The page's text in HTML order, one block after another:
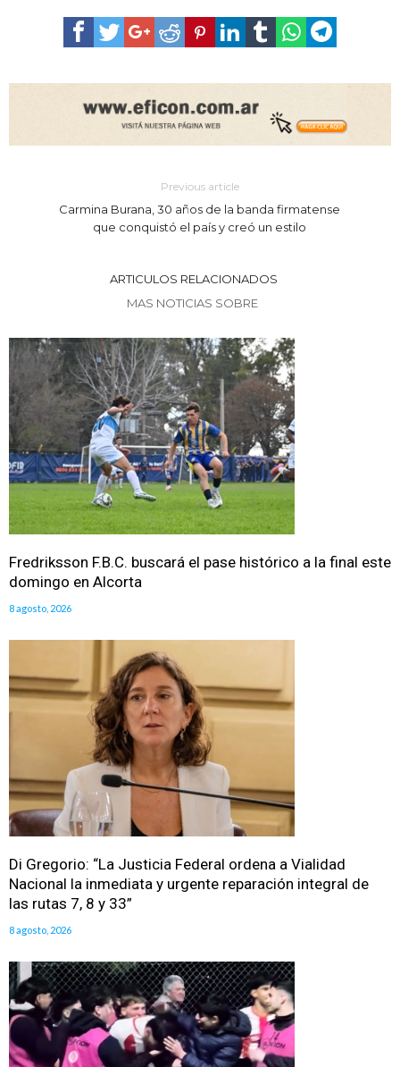
Previous article
Carmina Burana, 30 años de la banda firmatense
que conquistó el país y creó un estilo
ARTICULOS RELACIONADOS
MAS NOTICIAS SOBRE
Fredriksson F.B.C. buscará el pase histórico a la final este
domingo en Alcorta
8 agosto, 2026
Di Gregorio: “La Justicia Federal ordena a Vialidad
Nacional la inmediata y urgente reparación integral de
las rutas 7, 8 y 33”
8 agosto, 2026